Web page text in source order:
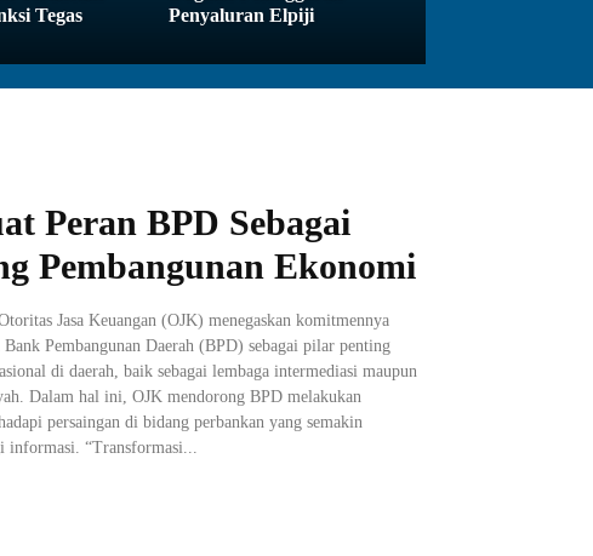
Tegas
Penyaluran Elpiji
Peran BPD Sebagai
Pembangunan Ekonomi
Jasa Keuangan (OJK) menegaskan komitmennya
Pembangunan Daerah (BPD) sebagai pilar penting
di daerah, baik sebagai lembaga intermediasi maupun
Dalam hal ini, OJK mendorong BPD melakukan
persaingan di bidang perbankan yang semakin
informasi. “Transformasi...